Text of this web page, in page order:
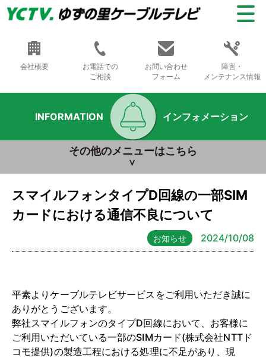
会社概要
お電話での
ご相談
お問い合わせ
フォーム
障害・
メンテナンス情報
INFORMATION インフォメーション
その他のメニューはこちら
スマイルフォンタイプD回線の一部SIM
カードにおける通信不良について
お知らせ 2024/10/08
平素よりケーブルテレビサービスをご利用いただき誠に
ありがとうございます。
弊社スマイルフォンのタイプD回線において、お客様に
ご利用いただいている一部のSIMカード(株式会社NTTド
コモ提供)の製造工程における処理に不足があり、現